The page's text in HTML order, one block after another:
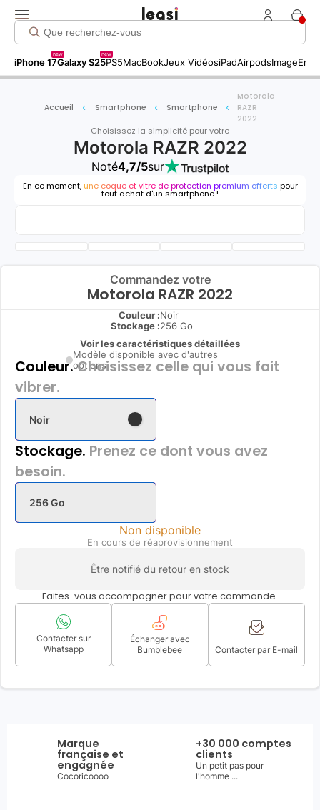
iPhone 17
new
Galaxy S25
new
PS5MacBookJeux VidéosiPadAirpodsImage
Accueil Smartphone Smartphone
Motorola
RAZR
2022
Choisissez la simplicité pour votre
Motorola RAZR 2022
Noté4,7/5sur
En ce moment, une coque et vitre de protection premium offerts pour
tout achat d'un smartphone !
Commandez votre
Motorola RAZR 2022
Couleur :Noir
Stockage :256 Go
Voir les caractéristiques détaillées
Modèle disponible avec d'autres
options
Couleur.Choisissez celle qui vous fait
vibrer.
Noir
Stockage. Prenez ce dont vous avez
besoin.
256 Go
Non disponible
En cours de réaprovisionnement
Être notifié du retour en stock
Faites-vous accompagner pour votre commande.
Contacter sur
Whatsapp
Échanger avec
Bumblebee
Contacter par E-mail
Marque
française et
engagnée
Cocoricoooo
+30 000 comptes
clients
Un petit pas pour
l'homme ...